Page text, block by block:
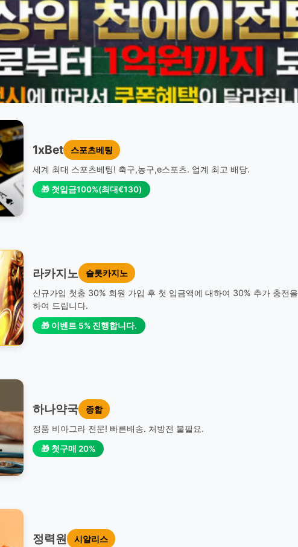
1xBet
스포츠베팅
세계 최대 스포츠베팅! 축구,농구,e스포츠. 업계 최고 배당.
🎁 첫입금100%(최대€130)
라카지노
슬롯카지노
신규가입 첫충 30% 회원 가입 후 첫 입금액에 대하여 30% 추가 충전을
하여 드립니다.
🎁 이벤트 5% 진행합니다.
하나약국
종합
정품 비아그라 전문! 빠른배송. 처방전 불필요.
🎁 첫구매 20%
정력원
시알리스